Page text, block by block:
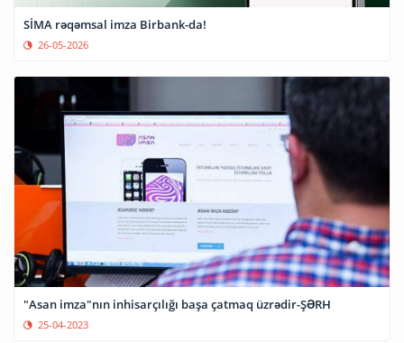
SİMA rəqəmsal imza Birbank-da!
26-05-2026
"Asan imza"nın inhisarçılığı başa çatmaq üzrədir-ŞƏRH
25-04-2023